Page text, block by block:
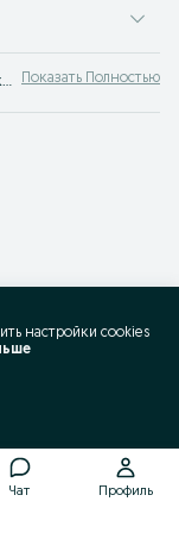
Работа водителем Кызылтепа ⭐ Большой выбор вакансий водителя ✔️ на развозку персонала ✔️ на личном авто ✔️ вахтовым методом ⮞⮞ OLX.uz Кызылтепа Показать Полностью
Чат Профиль
настройки cookies